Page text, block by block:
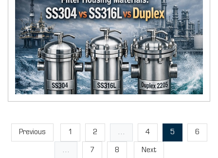
Previous 1 2 ... 4 5 6
... 7 8 Next